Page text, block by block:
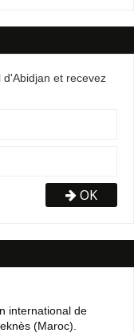
et recevez
OK
international de
(Maroc).